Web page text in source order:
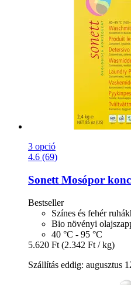
3 opció
4.6 (69)
Sonett Mosópor
Bestseller
Színes és fehér
Bio növényi
40 °C - 95 °C
5.620 Ft (2.342 Ft / kg)
Szállítás eddig: augusztus